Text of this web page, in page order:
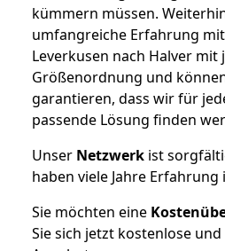
kümmern müssen.
umfangreiche Erfahrung
Leverkusen nach Halver mit
Größenordnung und
garantieren, dass wir für
passende Lösung finden
Unser Netzwerk ist
haben viele Jahre
Sie möchten eine
Sie sich jetzt kostenlose